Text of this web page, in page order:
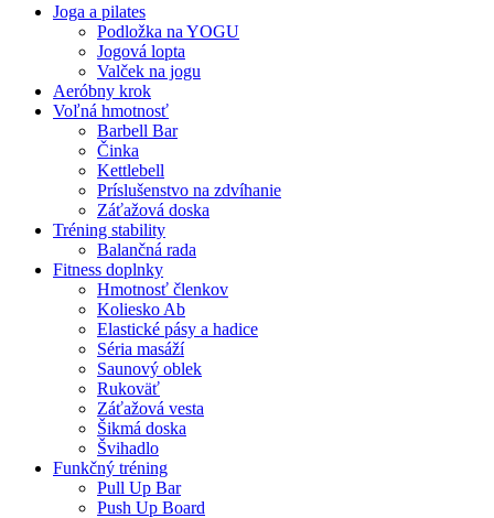
Joga a pilates
Podložka na YOGU
Jogová lopta
Valček na jogu
Aeróbny krok
Voľná ​​hmotnosť
Barbell Bar
Činka
Kettlebell
Príslušenstvo na zdvíhanie
Záťažová doska
Tréning stability
Balančná rada
Fitness doplnky
Hmotnosť členkov
Koliesko Ab
Elastické pásy a hadice
Séria masáží
Saunový oblek
Rukoväť
Záťažová vesta
Šikmá doska
Švihadlo
Funkčný tréning
Pull Up Bar
Push Up Board